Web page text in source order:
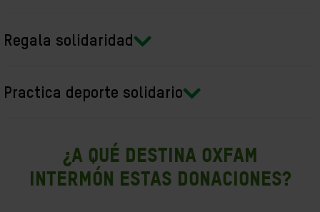
Regala solidaridad
Practica deporte solidario
¿A qué destina Oxfam
Intermón estas donaciones?